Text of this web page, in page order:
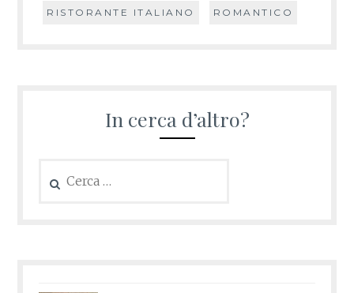
RISTORANTE ITALIANO ROMANTICO
In cerca d’altro?
per: